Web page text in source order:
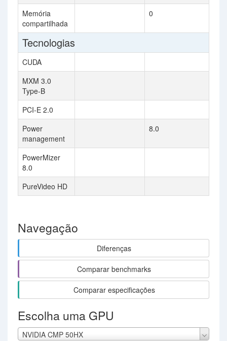
Memória
compartilhada
0
Tecnologias
CUDA
MXM 3.0
Type-B
PCI-E 2.0
Power
management
8.0
PowerMizer
8.0
PureVideo HD
Navegação
Diferenças
Comparar benchmarks
Comparar especificações
Escolha uma GPU
NVIDIA CMP 50HX